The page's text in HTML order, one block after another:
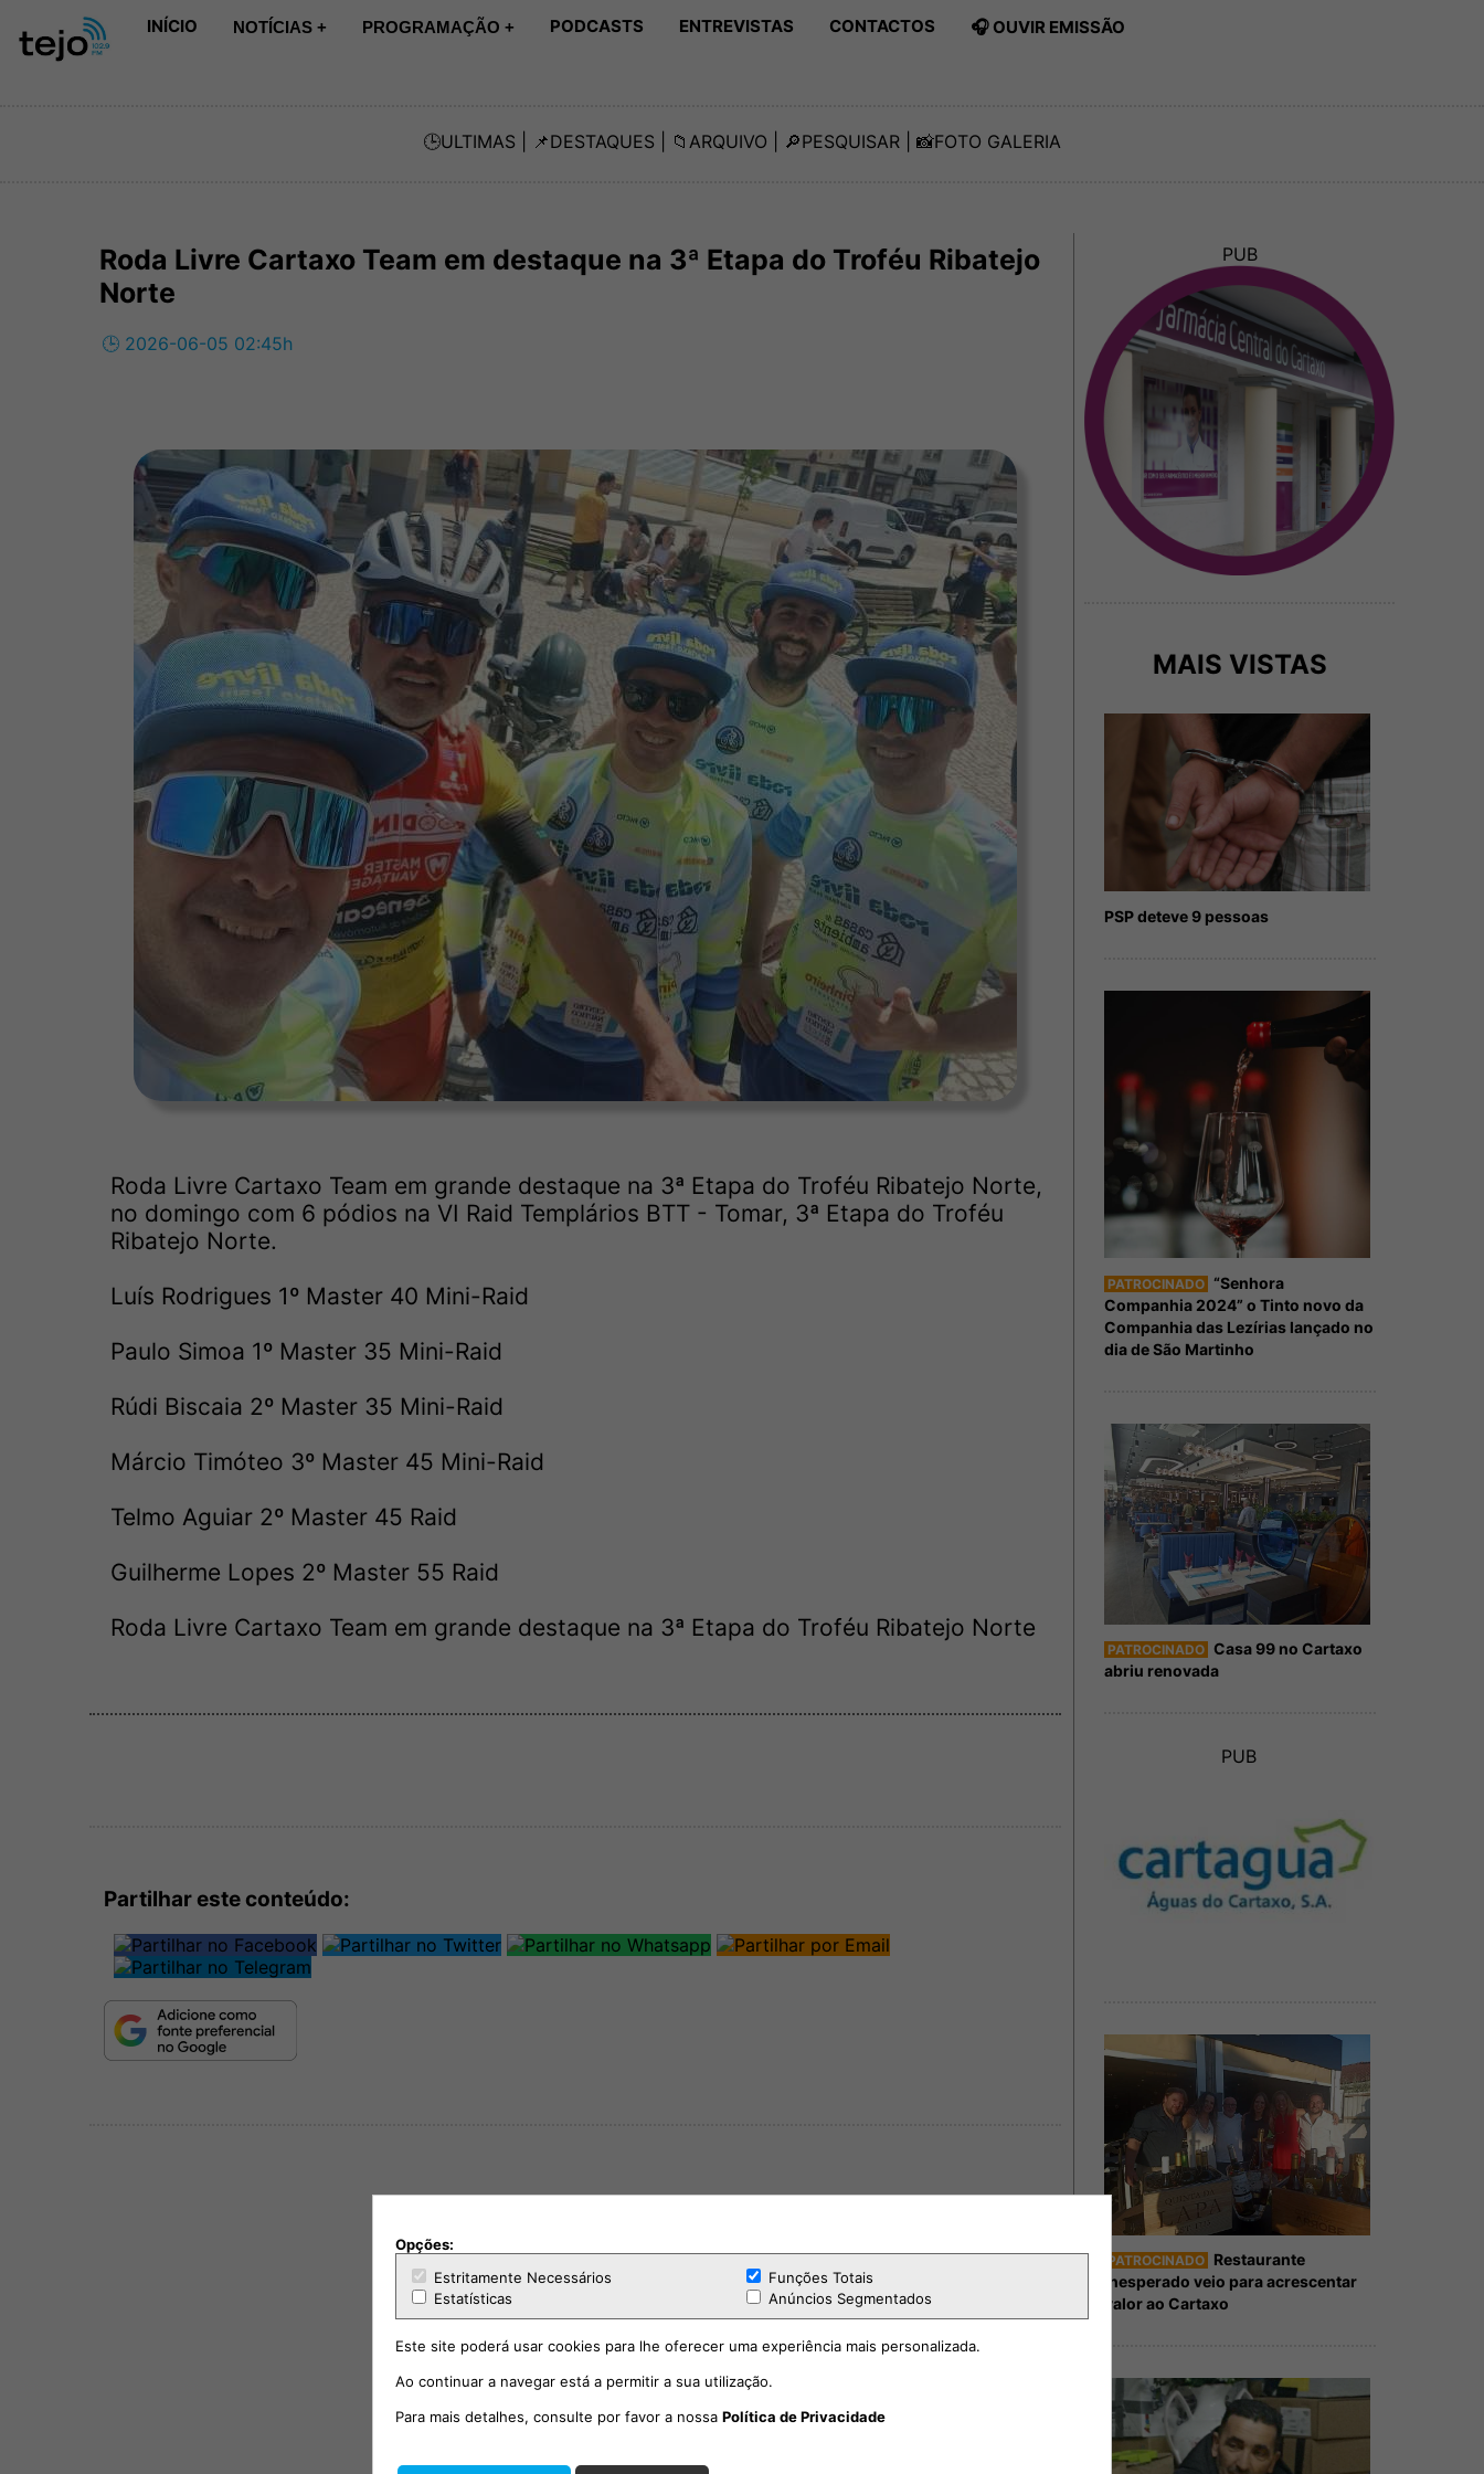
INÍCIO NOTÍCIAS + PROGRAMAÇÃO + PODCASTS ENTREVISTAS CONTACTOS 🎧 OUVIR EMISSÃO
🕒ULTIMAS | 📌DESTAQUES | 📁 ARQUIVO | 🔎PESQUISAR | 📸FOTO GALERIA
Roda Livre Cartaxo Team em destaque na 3ª Etapa do Troféu Ribatejo
Norte
🕒 2026-06-05 02:45h
Roda Livre Cartaxo Team em grande destaque na 3ª Etapa do Troféu Ribatejo Norte,
no domingo com 6 pódios na VI Raid Templários BTT - Tomar, 3ª Etapa do Troféu
Ribatejo Norte.
Luís Rodrigues 1º Master 40 Mini-Raid
Paulo Simoa 1º Master 35 Mini-Raid
Rúdi Biscaia 2º Master 35 Mini-Raid
Márcio Timóteo 3º Master 45 Mini-Raid
Telmo Aguiar 2º Master 45 Raid
Guilherme Lopes 2º Master 55 Raid
Roda Livre Cartaxo Team em grande destaque na 3ª Etapa do Troféu Ribatejo Norte
Partilhar este conteúdo:
PUB
MAIS VISTAS
PSP deteve 9 pessoas
PATROCINADO “Senhora
Companhia 2024” o Tinto novo da
Companhia das Lezírias lançado no
dia de São Martinho
PATROCINADO Casa 99 no Cartaxo
abriu renovada
PUB
PATROCINADO Restaurante
Inesperado veio para acrescentar
valor ao Cartaxo
Opções:
Estritamente Necessários
Funções Totais
Estatísticas
Anúncios Segmentados
Este site poderá usar cookies para lhe oferecer uma experiência mais personalizada.
Ao continuar a navegar está a permitir a sua utilização.
Para mais detalhes, consulte por favor a nossa Política de Privacidade